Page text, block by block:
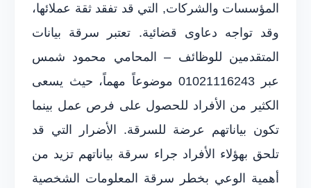
المؤسسات والشركات, التي قد تفقد ثقة عملائها،
وقد تواجه دعاوى قضائية. تعتبر سرقة بيانات
المتقدمين للوظائف – المحامي محمود شمس
عبر 01021116243 موضوعاً مهماً، حيث يسعى
الكثير من الأفراد للحصول على فرص عمل بينما
تكون بياناتهم عرضة للسرقة. الأضرار التي قد
تلحق بهؤلاء الأفراد جراء سرقة بياناتهم تزيد من
أهمية الوعي بخطر سرقة المعلومات الشخصية